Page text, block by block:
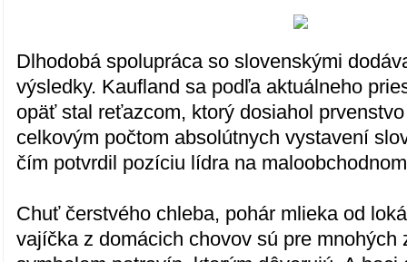
Dlhodobá spolupráca so slovenskými
výsledky. Kaufland sa podľa aktuálneho
opäť stal reťazcom, ktorý dosiahol
celkovým počtom absolútnych vystavení
čím potvrdil pozíciu lídra na
Chuť čerstvého chleba, pohár mlieka od
vajíčka z domácich chovov sú pre mnohých